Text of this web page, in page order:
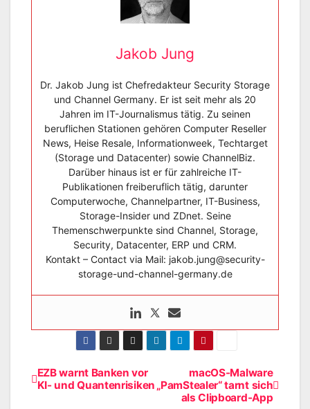
Jakob Jung
Dr. Jakob Jung ist Chefredakteur Security Storage
und Channel Germany. Er ist seit mehr als 20
Jahren im IT-Journalismus tätig. Zu seinen
beruflichen Stationen gehören Computer Reseller
News, Heise Resale, Informationweek, Techtarget
(Storage und Datacenter) sowie ChannelBiz.
Darüber hinaus ist er für zahlreiche IT-
Publikationen freiberuflich tätig, darunter
Computerwoche, Channelpartner, IT-Business,
Storage-Insider und ZDnet. Seine
Themenschwerpunkte sind Channel, Storage,
Security, Datacenter, ERP und CRM.
Kontakt – Contact via Mail: jakob.jung@security-
storage-und-channel-germany.de
BeitragsnavigationmacOS-Malware
„PamStealer“ tarnt sich
als Clipboard-App
EZB warnt Banken vor
KI- und Quantenrisiken